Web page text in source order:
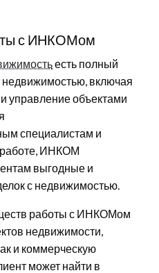
с ИНКОМом
есть полный
недвижимостью, включая
управление объектами
специалистам и
работе, ИНКОМ
выгодные и
с недвижимостью.
работы с ИНКОМом
недвижимости,
и коммерческую
может найти в